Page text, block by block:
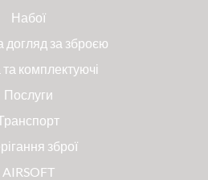
Набої
догляд за зброєю
комплектуючі
Послуги
зброї
AIRSOFT